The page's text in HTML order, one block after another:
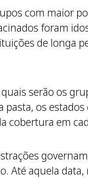
com maior
foram
de longa
serão os
os
cobertura em
Até aquela